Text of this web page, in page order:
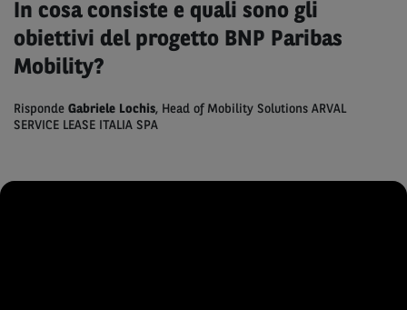
In cosa consiste e quali sono gli
obiettivi del progetto BNP Paribas
Mobility?
Risponde Gabriele Lochis, Head of Mobility Solutions ARVAL
SERVICE LEASE ITALIA SPA